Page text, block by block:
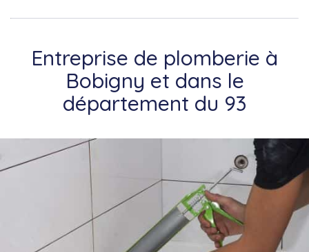
Entreprise de plomberie à
Bobigny et dans le
département du 93